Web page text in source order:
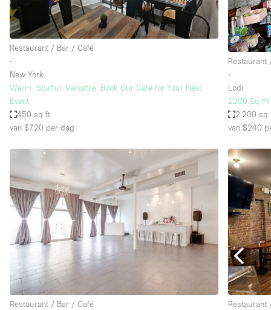
Restaurant / Bar / Café
∙
New York
Warm. Soulful. Versatile. Book Our Cafe for Your Next
Event
450 sq ft
van $720 per dag
Restaurant
∙
Lodi
2200 Sq Ft
2,200 sq
van $240
Restaurant / Bar / Café Restaurant